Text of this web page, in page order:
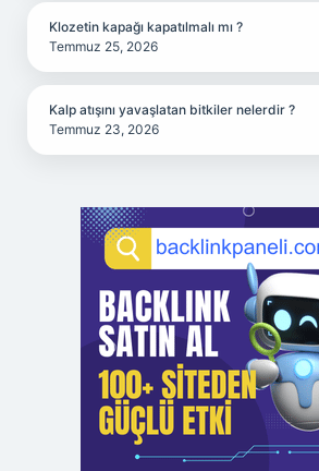
Klozetin kapağı kapatılmalı mı ?
Temmuz 25, 2026
Kalp atışını yavaşlatan bitkiler nelerdir ?
Temmuz 23, 2026